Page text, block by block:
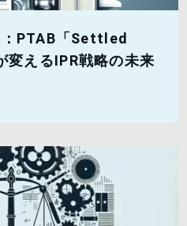
：PTAB「Settled
えるIPR戦略の未来